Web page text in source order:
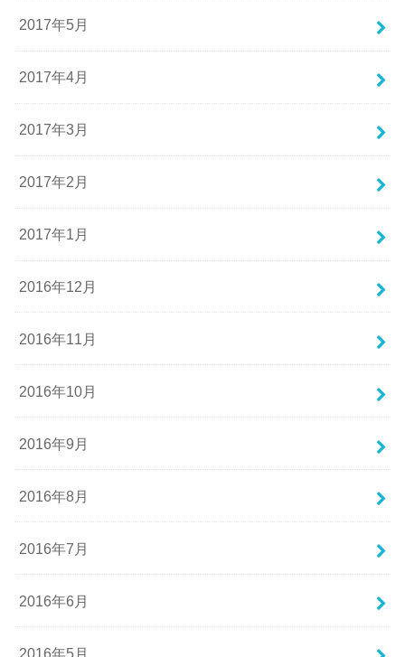
2017年5月
2017年4月
2017年3月
2017年2月
2017年1月
2016年12月
2016年11月
2016年10月
2016年9月
2016年8月
2016年7月
2016年6月
2016年5月